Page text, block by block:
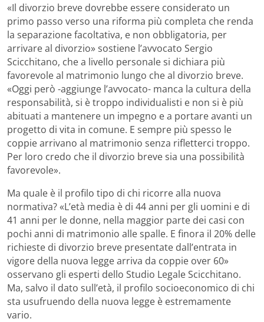
«Il divorzio breve dovrebbe essere considerato un
primo passo verso una riforma più completa che renda
la separazione facoltativa, e non obbligatoria, per
arrivare al divorzio» sostiene l’avvocato Sergio
Scicchitano, che a livello personale si dichiara più
favorevole al matrimonio lungo che al divorzio breve.
«Oggi però -aggiunge l’avvocato- manca la cultura della
responsabilità, si è troppo individualisti e non si è più
abituati a mantenere un impegno e a portare avanti un
progetto di vita in comune. E sempre più spesso le
coppie arrivano al matrimonio senza rifletterci troppo.
Per loro credo che il divorzio breve sia una possibilità
favorevole».
Ma quale è il profilo tipo di chi ricorre alla nuova
normativa? «L’età media è di 44 anni per gli uomini e di
41 anni per le donne, nella maggior parte dei casi con
pochi anni di matrimonio alle spalle. E finora il 20% delle
richieste di divorzio breve presentate dall’entrata in
vigore della nuova legge arriva da coppie over 60»
osservano gli esperti dello Studio Legale Scicchitano.
Ma, salvo il dato sull’età, il profilo socioeconomico di chi
sta usufruendo della nuova legge è estremamente
vario.